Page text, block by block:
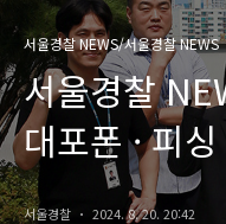
서울경찰 NEWS/서울경찰 NEWS
서울경찰
대포폰 · 피
피싱범죄수
서울경찰 2024. 8. 20. 20:42